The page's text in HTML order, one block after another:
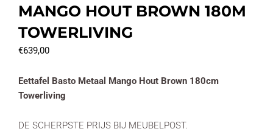
MANGO HOUT BROWN 180M
TOWERLIVING
€639,00
Eettafel Basto Metaal Mango Hout Brown 180cm
Towerliving
DE SCHERPSTE PRIJS BIJ MEUBELPOST.